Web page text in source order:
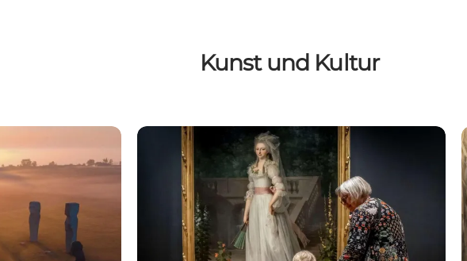
Kunst und Kultur
Fuglsang Kunstmuseum